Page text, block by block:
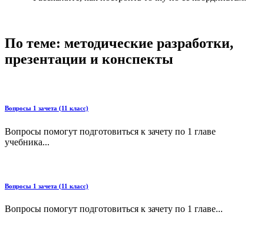
По теме: методические разработки,
презентации и конспекты
Вопросы 1 зачета (11 класс)
Вопросы помогут подготовиться к зачету по 1 главе
учебника...
Вопросы 1 зачета (11 класс)
Вопросы помогут подготовиться к зачету по 1 главе...